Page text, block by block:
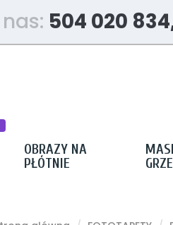
504 020
OBRAZY NA
PŁÓTNIE